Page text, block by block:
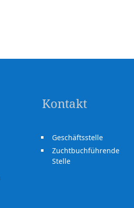
Kontakt
Geschäftsstelle
Zuchtbuchführende
Stelle